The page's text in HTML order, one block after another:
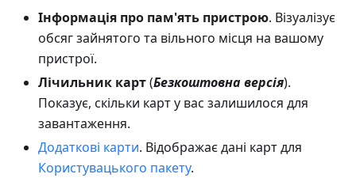
Інформація про пам'ять пристрою. Візуалізує
обсяг зайнятого та вільного місця на вашому
пристрої.
Лічильник карт(Безкоштовна версія).
Показує, скільки карт у вас залишилося для
завантаження.
Додаткові карти. Відображає дані карт для
Користувацького пакету.